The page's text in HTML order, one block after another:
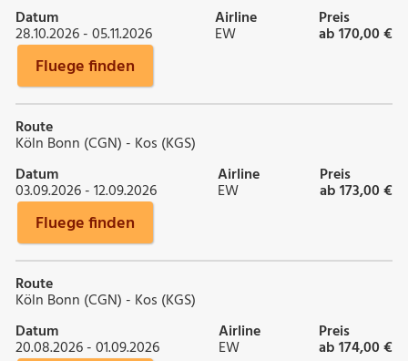
Datum
28.10.2026 - 05.11.2026
Airline
EW
Preis
ab 170,00 €
Fluege finden
Route
Köln Bonn (CGN) - Kos (KGS)
Datum
03.09.2026 - 12.09.2026
Airline
EW
Preis
ab 173,00 €
Fluege finden
Route
Köln Bonn (CGN) - Kos (KGS)
Datum
20.08.2026 - 01.09.2026
Airline
EW
Preis
ab 174,00 €